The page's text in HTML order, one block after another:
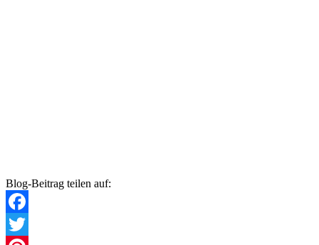
Blog-Beitrag teilen auf:
Facebook